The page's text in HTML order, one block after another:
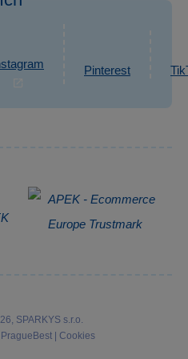
údajů
zprávu
Pinterest
SPARKYS s.r.o.
PragueBest Cookies